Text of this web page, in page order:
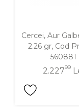
Cercei, Aur
2.26 gr, Cod
560881
2.22799